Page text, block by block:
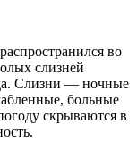
во
слизней
Слизни — ночные
больные
скрываются в